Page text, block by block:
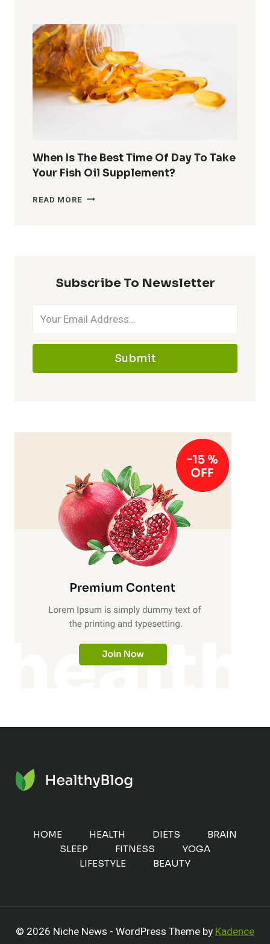
ON
WHAT
THEY
DO
WHEN
THEY
CAN’T
When Is The Best Time Of Day To Take
Your Fish Oil Supplement?
READ MORE WHEN
TO
FISH
Subscribe To Newsletter
Submit
HOME HEALTH DIETS
BRAIN
SLEEP
FITNESS
YOGA
LIFESTYLE
BEAUTY
© 2026 Niche News - WordPress Theme byKadence